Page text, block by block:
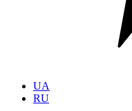
UA
RU